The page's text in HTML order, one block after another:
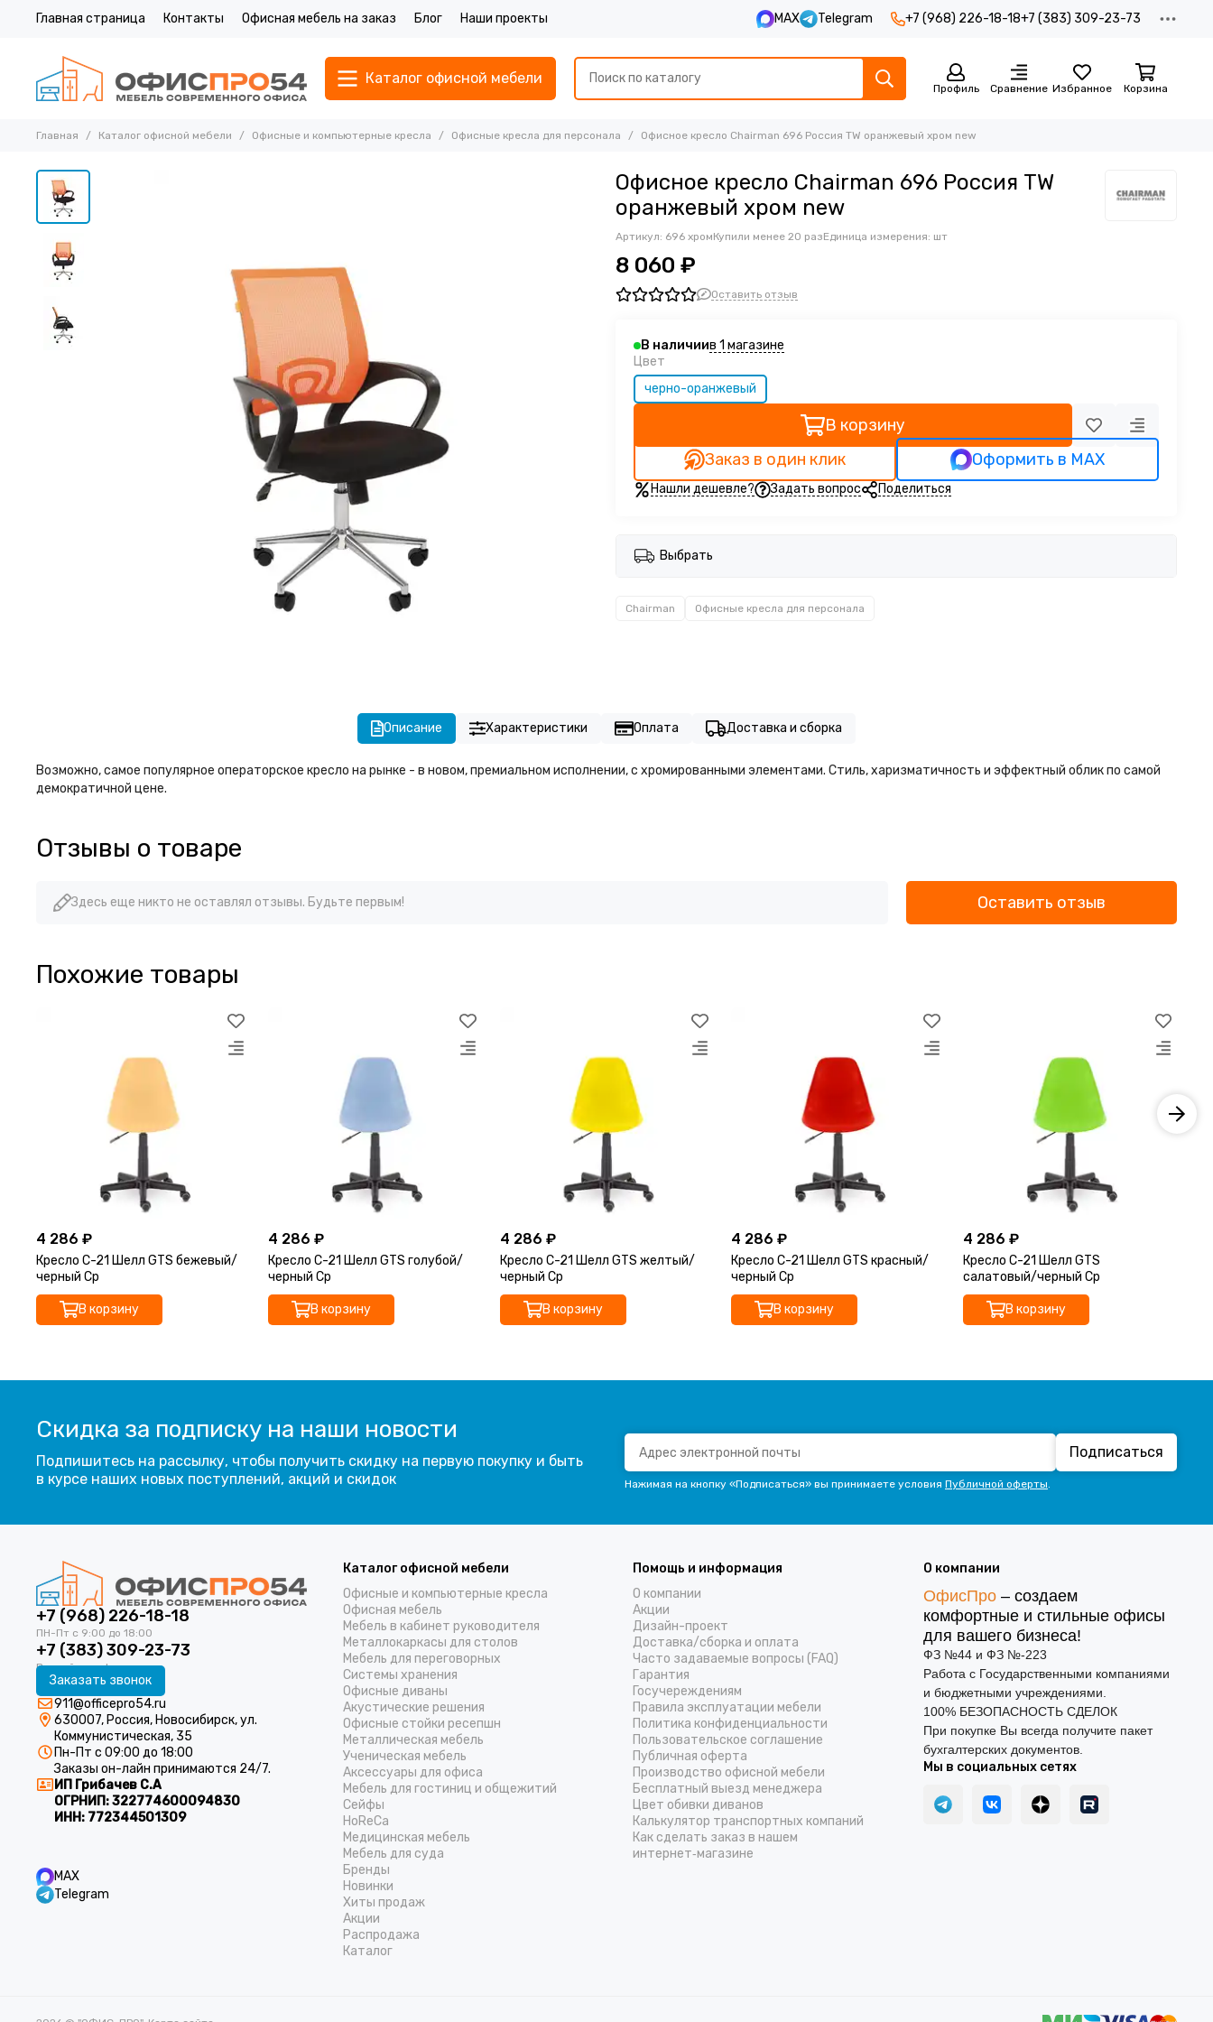
Главная страница Контакты Офисная мебель на заказ Блог Наши проекты MAX Telegram +7 (968) 226-18-18+7 (383) 309-23-73
Каталог офисной мебели
Профиль Сравнение Избранное Корзина
Главная Каталог офисной мебели Офисные и компьютерные кресла Офисные кресла для персонала Офисное кресло Chairman 696 Россия TW оранжевый хром new
Офисное кресло Chairman 696 Россия TW
оранжевый хром new
Артикул: 696 хромКупили менее 20 разЕдиница измерения: шт
8 060 ₽
Оставить отзыв
В наличиив 1 магазине
Цвет
черно-оранжевый
В корзину
Заказ в один клик
Оформить в MAX
Нашли дешевле? Задать вопрос Поделиться
Выбрать
Chairman Офисные кресла для персонала
Описание Характеристики Оплата Доставка и сборка
Возможно, самое популярное операторское кресло на рынке - в новом, премиальном исполнении, с хромированными элементами. Стиль, харизматичность и эффектный облик по самой
демократичной цене.
Отзывы о товаре
Здесь еще никто не оставлял отзывы. Будьте первым! Оставить отзыв
Похожие товары
4 286 ₽
Кресло С-21 Шелл GTS бежевый/
черный Ср
В корзину
4 286 ₽
Кресло С-21 Шелл GTS голубой/
черный Ср
В корзину
4 286 ₽
Кресло С-21 Шелл GTS желтый/
черный Ср
В корзину
4 286 ₽
Кресло С-21 Шелл GTS красный/
черный Ср
В корзину
4 286 ₽
Кресло С-21 Шелл GTS
салатовый/черный Ср
В корзину
Скидка за подписку на наши новости
Подпишитесь на рассылку, чтобы получить скидку на первую покупку и быть
в курсе наших новых поступлений, акций и скидок
Подписаться
Нажимая на кнопку «Подписаться» вы принимаете условия Публичной оферты.
+7 (968) 226-18-18
+7 (383) 309-23-73
Заказать звонок
911@officepro54.ru
630007, Россия, Новосибирск, ул.
Коммунистическая, 35
Пн-Пт с 09:00 до 18:00
Заказы он-лайн принимаются 24/7.
ИП Грибачев С.А
ОГРНИП:322774600094830
ИНН: 772344501309
MAX
Telegram
Каталог офисной мебели
Офисные и компьютерные кресла
Офисная мебель
Мебель в кабинет руководителя
Металлокаркасы для столов
Мебель для переговорных
Системы хранения
Офисные диваны
Акустические решения
Офисные стойки ресепшн
Металлическая мебель
Ученическая мебель
Аксессуары для офиса
Мебель для гостиниц и общежитий
Cейфы
HoReCa
Медицинская мебель
Мебель для суда
Бренды
Новинки
Хиты продаж
Акции
Распродажа
Каталог
Помощь и информация
О компании
Акции
Дизайн-проект
Доставка/cборка и оплата
Часто задаваемые вопросы (FAQ)
Гарантия
Госучереждениям
Правила эксплуатации мебели
Политика конфиденциальности
Пользовательское соглашение
Публичная оферта
Производство офисной мебели
Бесплатный выезд менеджера
Цвет обивки диванов
Калькулятор транспортных компаний
Как сделать заказ в нашем
интернет‑магазине
О компании
ОфисПро– создаем
комфортные и стильные офисы
для вашего бизнеса!
ФЗ №44 и ФЗ №-223
Работа с Государственными компаниями
и бюджетными учреждениями.
100% БЕЗОПАСНОСТЬ СДЕЛОК
При покупке Вы всегда получите пакет
бухгалтерских документов.
Мы в социальных сетях